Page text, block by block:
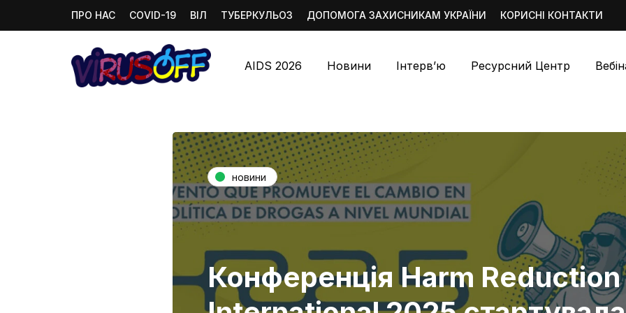
ПРО НАС COVID-19 ВІЛ ТУБЕРКУЛЬОЗ ДОПОМОГА ЗАХИСНИКАМ УКРАЇНИ КОРИСНІ КОНТАКТИ
AIDS 2026 Новини Інтерв’ю Ресурсний Центр
новини
Конференція Harm Reduction